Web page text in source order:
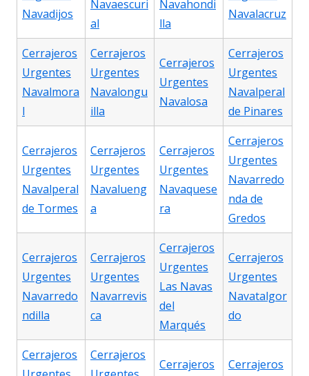
Navadijos
Navaescuri
al
Navahondi
lla
Navalacruz
Cerrajeros
Urgentes
Navalmora
l
Cerrajeros
Urgentes
Navalongu
illa
Cerrajeros
Urgentes
Navalosa
Cerrajeros
Urgentes
Navalperal
de Pinares
Cerrajeros
Urgentes
Navalperal
de Tormes
Cerrajeros
Urgentes
Navalueng
a
Cerrajeros
Urgentes
Navaquese
ra
Cerrajeros
Urgentes
Navarredo
nda de
Gredos
Cerrajeros
Urgentes
Navarredo
ndilla
Cerrajeros
Urgentes
Navarrevis
ca
Cerrajeros
Urgentes
Las Navas
del
Marqués
Cerrajeros
Urgentes
Navatalgor
do
Cerrajeros
Cerrajeros
Cerrajeros Cerrajeros